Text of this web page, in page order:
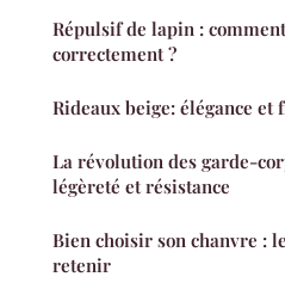
Répulsif de lapin :
correctement ?
Rideaux beige: élégance et
La révolution des garde-
légèreté et résistance
Bien choisir son chanvre :
retenir